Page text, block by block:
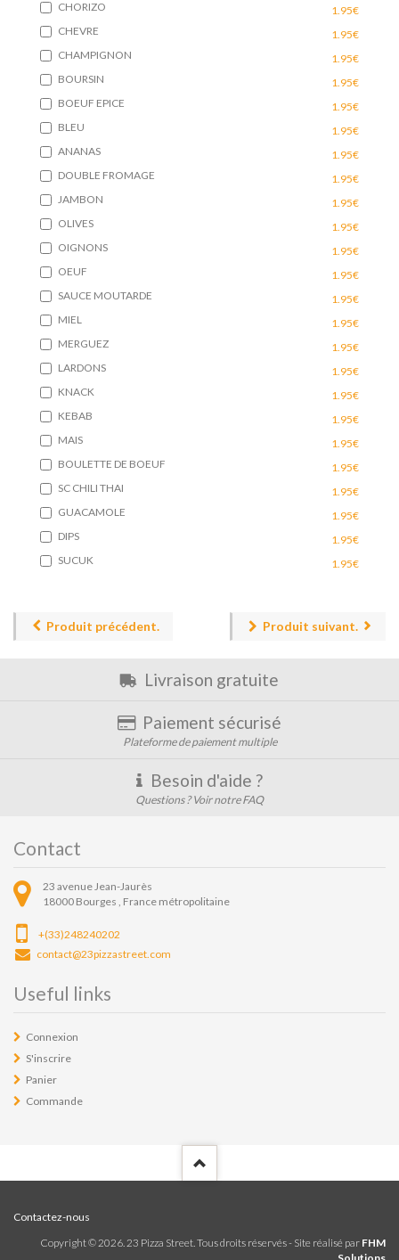
CHORIZO
1.95€
CHEVRE
1.95€
CHAMPIGNON
1.95€
BOURSIN
1.95€
BOEUF EPICE
1.95€
BLEU
1.95€
ANANAS
1.95€
DOUBLE FROMAGE
1.95€
JAMBON
1.95€
OLIVES
1.95€
OIGNONS
1.95€
OEUF
1.95€
SAUCE MOUTARDE
1.95€
MIEL
1.95€
MERGUEZ
1.95€
LARDONS
1.95€
KNACK
1.95€
KEBAB
1.95€
MAIS
1.95€
BOULETTE DE BOEUF
1.95€
SC CHILI THAI
1.95€
GUACAMOLE
1.95€
DIPS
1.95€
SUCUK
1.95€
Produit précédent. Produit suivant.
Livraison gratuite
Paiement sécurisé
Plateforme de paiement multiple
Besoin d'aide ?
Questions ? Voir notre FAQ
Contact
23 avenue Jean-Jaurès
18000 Bourges , France métropolitaine
+(33)248240202
contact@23pizzastreet.com
Useful links
Connexion
S'inscrire
Panier
Commande
Contactez-nous
Copyright © 2026 . 23 Pizza Street. Tous droits réservés - Site réalisé par FHM